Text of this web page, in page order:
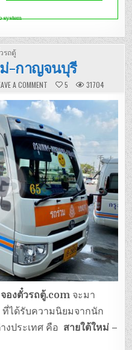
system
รถตู้
-กาญจนบุรี
A COMMENTON
ตู้
สาย
ใต้
ใหม่-
กาญจนบุรี
5 31704
จองตั๋วรถตู้.com จะมา
ที่ได้รับความนิยมจากนัก
งประเทศ คือ สายใต้ใหม่ –